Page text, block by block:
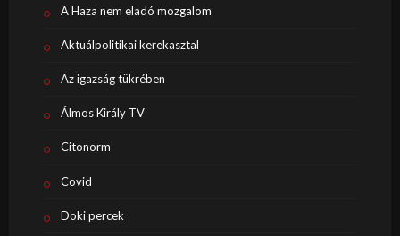
A Haza nem eladó mozgalom
Aktuálpolitikai kerekasztal
Az igazság tükrében
Álmos Király TV
Citonorm
Covid
Doki percek